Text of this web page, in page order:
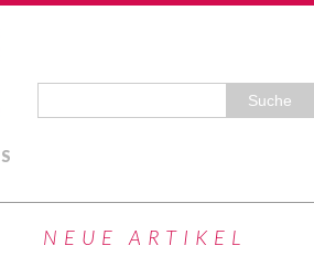
NEUE ARTIKEL